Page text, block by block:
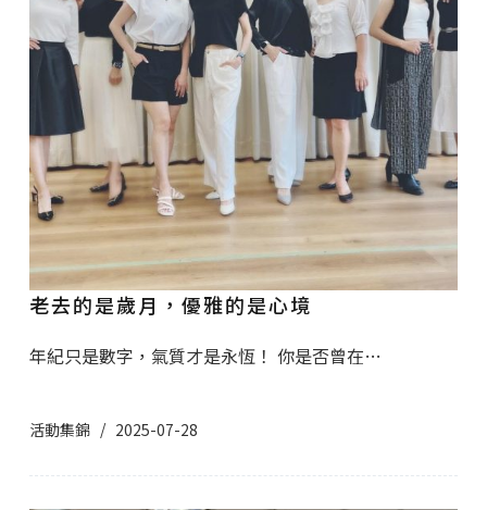
老去的是歲月，優雅的是心境
年紀只是數字，氣質才是永恆！ 你是否曾在…
活動集錦 2025-07-28